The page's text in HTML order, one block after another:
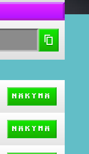
NÄKYMÄ
NÄKYMÄ